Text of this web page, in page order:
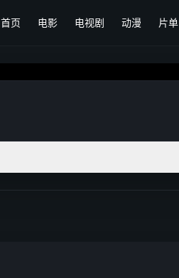
首页 电影 电视剧 动漫 片单